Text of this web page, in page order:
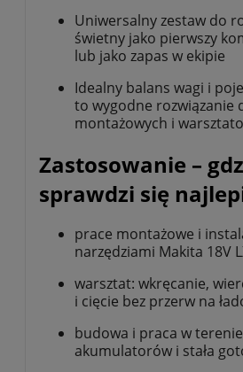
Uniwersalny zestaw do
świetny jako pierwszy
lub jako zapas w ekipie
Idealny balans wagi i
to wygodne rozwiązanie
montażowych i
Zastosowanie –
sprawdzi się
prace montażowe i
narzędziami Makita 18V
warsztat: wkręcanie,
i cięcie bez przerw na
budowa i praca w
akumulatorów i stała